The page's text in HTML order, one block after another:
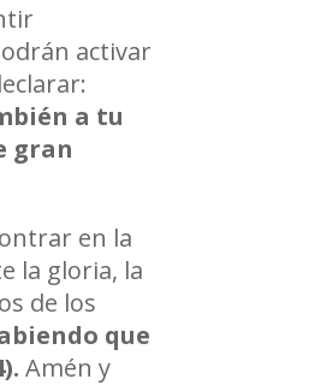
activar
én a tu
gran
en la
la gloria, la
de los
que
Amén y